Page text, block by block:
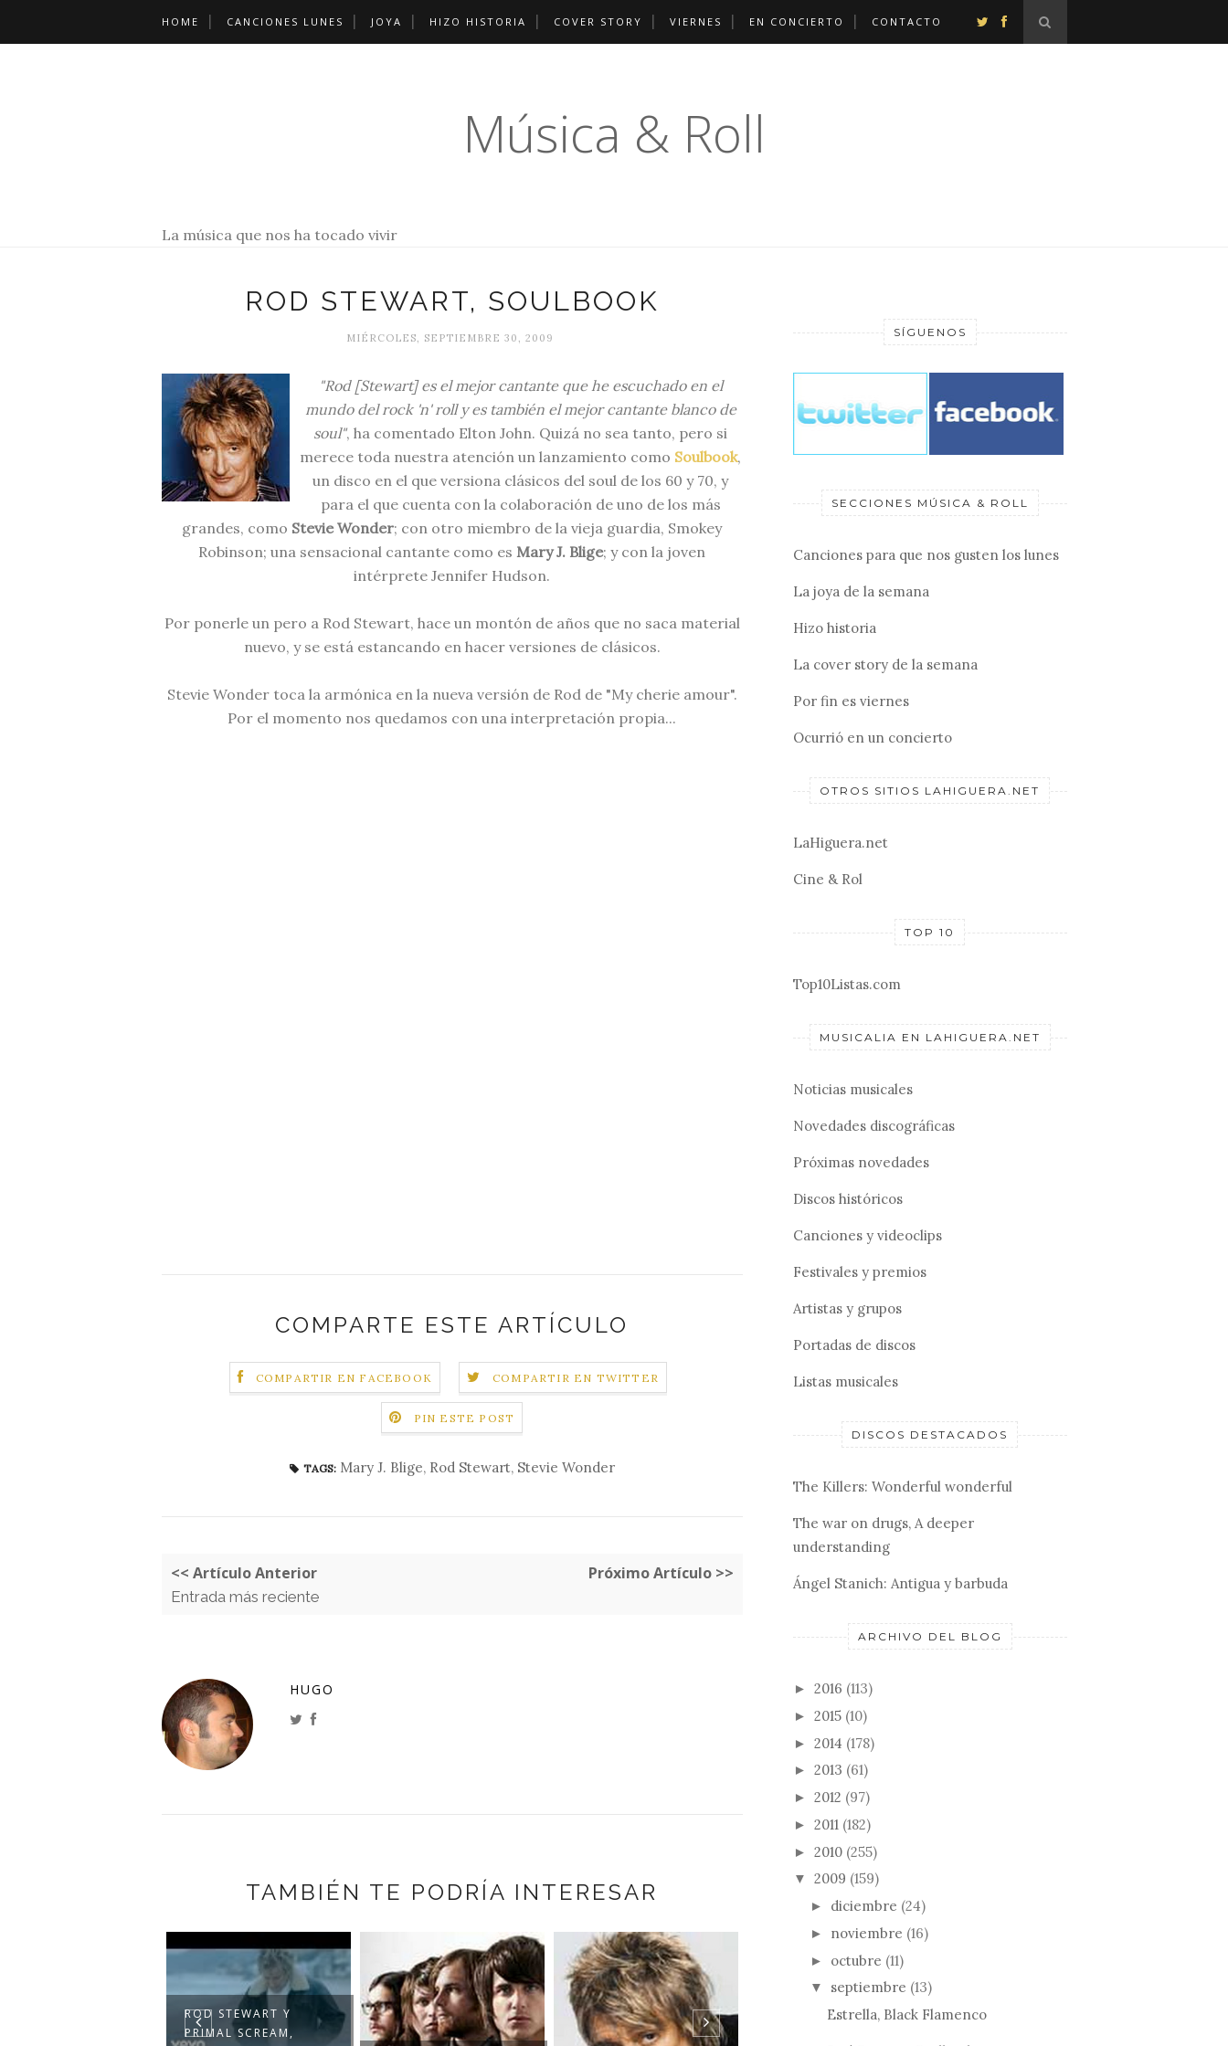
HOME CANCIONES LUNES JOYA HIZO HISTORIA COVER STORY VIERNES EN CONCIERTO CONTACTO
Música & Roll
La música que nos ha tocado vivir
ROD STEWART, SOULBOOK
MIÉRCOLES, SEPTIEMBRE 30, 2009
"Rod [Stewart] es el mejor cantante que he escuchado en el
mundo del rock 'n' roll y es también el mejor cantante blanco de
soul", ha comentado Elton John. Quizá no sea tanto, pero si
merece toda nuestra atención un lanzamiento como Soulbook,
un disco en el que versiona clásicos del soul de los 60 y 70, y
para el que cuenta con la colaboración de uno de los más
grandes, como Stevie Wonder; con otro miembro de la vieja guardia, Smokey
Robinson; una sensacional cantante como es Mary J. Blige; y con la joven
intérprete Jennifer Hudson.
Por ponerle un pero a Rod Stewart, hace un montón de años que no saca material
nuevo, y se está estancando en hacer versiones de clásicos.
Stevie Wonder toca la armónica en la nueva versión de Rod de "My cherie amour".
Por el momento nos quedamos con una interpretación propia...
COMPARTE ESTE ARTÍCULO
COMPARTIR EN FACEBOOK COMPARTIR EN TWITTER
PIN ESTE POST
TAGS: Mary J. Blige, Rod Stewart, Stevie Wonder
<< Artículo Anterior
Entrada más reciente
Próximo Artículo >>
HUGO
TAMBIÉN TE PODRÍA INTERESAR
STEVIE WONDER:
PASTIME PARADISE /
SÍGUENOS
SECCIONES MÚSICA & ROLL
Canciones para que nos gusten los lunes
La joya de la semana
Hizo historia
La cover story de la semana
Por fin es viernes
Ocurrió en un concierto
OTROS SITIOS LAHIGUERA.NET
LaHiguera.net
Cine & Rol
TOP 10
Top10Listas.com
MUSICALIA EN LAHIGUERA.NET
Noticias musicales
Novedades discográficas
Próximas novedades
Discos históricos
Canciones y videoclips
Festivales y premios
Artistas y grupos
Portadas de discos
Listas musicales
DISCOS DESTACADOS
The Killers: Wonderful wonderful
The war on drugs, A deeper
understanding
Ángel Stanich: Antigua y barbuda
ARCHIVO DEL BLOG
► 2016 (113)
► 2015 (10)
► 2014 (178)
► 2013 (61)
► 2012 (97)
► 2011 (182)
► 2010 (255)
▼ 2009 (159)
► diciembre (24)
► noviembre (16)
► octubre (11)
▼ septiembre (13)
Estrella, Black Flamenco